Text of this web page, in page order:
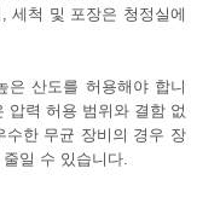
세척 및 포장은 청정실에
은 산도를 허용해야 합니
압력 허용 범위와 결함 없
수한 무균 장비의 경우 장
일 수 있습니다.